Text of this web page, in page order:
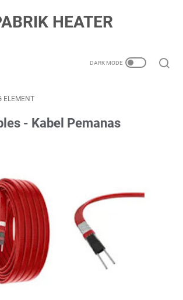
HEATER
ELEMENT
- Kabel Pemanas